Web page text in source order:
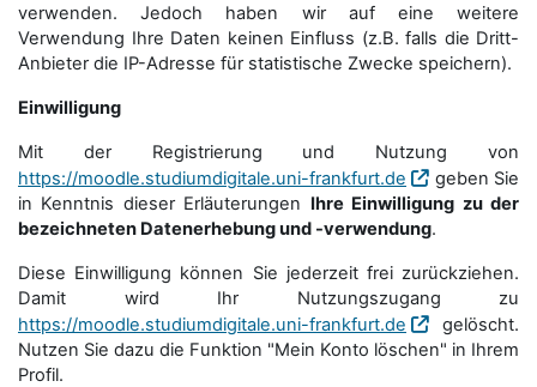
verwenden. Jedoch haben wir auf eine weitere
Verwendung Ihre Daten keinen Einfluss (z.B. falls die Dritt-
Anbieter die IP-Adresse für statistische Zwecke speichern).
Einwilligung
Mit der Registrierung und Nutzung von
https://moodle.studiumdigitale.uni-frankfurt.de
geben Sie
in Kenntnis dieser Erläuterungen Ihre Einwilligung zu der
bezeichneten Datenerhebung und -verwendung.
Diese Einwilligung können Sie jederzeit frei zurückziehen.
Damit wird Ihr Nutzungszugang zu
https://moodle.studiumdigitale.uni-frankfurt.de
gelöscht.
Nutzen Sie dazu die Funktion "Mein Konto löschen" in Ihrem
Profil.